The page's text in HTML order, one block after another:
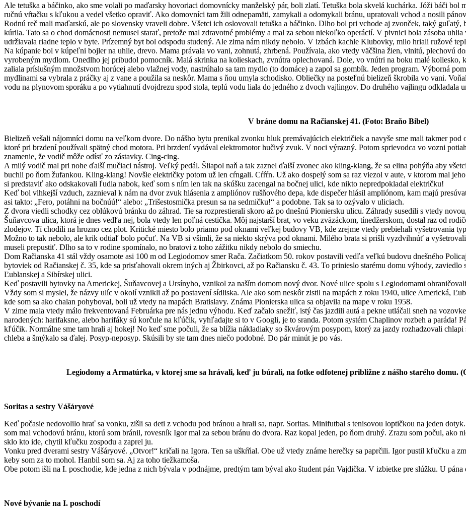
Ale tetuška a báčinko, ako sme volali po maďarsky hovoriaci domovnícky manželský pár, boli zlatí. Tetuška bola skvelá kuchárka. Jóži báči bol
ručnú vŕtačku s kľukou a vedel všetko opraviť. Ako domovníci tam žili odnepamäti, zamykali a odomykali bránu, upratovali vchod a nosili
Rodnú reč mali maďarskú, ale po slovensky vraveli dobre. Všetci ich oslovovali tetuška a báčinko. Dlho bol pri vchode aj zvonček, taký
kúrila. Tato sa o chod domácnosti nemusel starať, pretože mal zdravotné problémy a mal za sebou niekoľko operácií. V pivnici bola zásoba
udržiavala riadne teplo v byte. Prízemný byt bol odspodu studený. Ale zima nám nikdy nebolo. V izbách kachle Klubovky, milo hriali ružové
Na kúpanie bol v kúpeľni bojler na uhlie, drevo. Mama právala vo vani, zohnutá, zhrbená. Používala, ako vtedy väčšina žien, vlnitú, plechovú
vyrobeným mydlom. Onedlho jej pribudol pomocník. Malá skrinka na kolieskach, zvnútra oplechovaná. Dole, vo vnútri na boku malé koliesko,
zaliala príslušným množstvom horúcej alebo vlažnej vody, nastrúhalo sa tam mydlo (to domáce) a zapol sa gombík. Jeden program. Výborná
mydlinami sa vybrala z práčky aj z vane a použila sa neskôr. Mama s ňou umyla schodisko. Obliečky na posteľnú bielizeň škrobila vo vani.
vodu na plynovom sporáku a po vytiahnutí dvojdrezu spod stola, teplú vodu liala do jedného z dvoch vajlingov. Do druhého vajlingu odkladala
V bráne domu na Račianskej 41. (Foto: Braňo Bibel)
Bielizeň vešali nájomníci domu na veľkom dvore. Do nášho bytu prenikal zvonku hluk premávajúcich električiek a navyše sme mali takmer
ktoré pri brzdení používali spätný chod motora. Pri brzdení vydával elektromotor hučivý zvuk. V noci výrazný. Potom sprievodca vo vozni
znamenie, že vodič môže odísť zo zástavky. Cing-cing.
A milý vodič mal pri nohe ďalší mučiaci nástroj. Veľký pedál. Šliapol naň a tak zaznel ďalší zvonec ako kling-klang, že sa elina pohýňa aby
buchli po ňom žufankou. Kling-klang! Novšie električky potom už len cŕngali. Cŕŕŕn. Už ako dospelý som sa raz viezol v aute, v ktorom mal
si predstaviť ako odskakovali ľudia nabok, keď som s ním len tak na skúšku zacengal na bočnej ulici, kde nikto nepredpokladal električku!
Keď bol vlhkejší vzduch, zaznieval k nám na dvor zvuk hlásenia z ampliónov rušňového depa, kde dispečer hlásil ampliónom, kam majú
asi takto: „Fero, potáhni na bočnúú!“ alebo: „Trišestosmička presun sa na sedmičku!“ a podobne. Tak sa to ozývalo v uliciach.
Z dvora viedli schodky cez oblúkovú bránku do záhrad. Tie sa rozprestierali skoro až po dnešnú Pioniersku ulicu. Záhrady susedili s vtedy
Šuňavcova ulica, ktorá je dnes vedľa nej, bola vtedy len poľná cestička. Môj najstarší brat, vo veku zväzáckom, tínedžerskom, dostal raz od
zlodejov. Tí chodili na hrozno cez plot. Kritické miesto bolo priamo pod oknami veľkej budovy VB, kde zrejme vtedy prebiehali vyšetrovania
Možno to tak nebolo, ale krik odtiaľ bolo počuť. Na VB si všimli, že sa niekto skrýva pod oknami. Milého brata si prišli vyzdvihnúť a
museli prepustiť. Dlho sa to v rodine spomínalo, no bratovi z toho zážitku nikdy nebolo do smiechu.
Dom Račianska 41 stál vždy osamote asi 100 m od Legiodomov smer Rača. Začiatkom 50. rokov postavili vedľa veľkú budovu dnešného
bytoviek od Račianskej č. 35, kde sa prisťahovali okrem iných aj Žbirkovci, až po Račiansku č. 43. To prinieslo starému domu výhody,
Ľublanskej a Sibírskej ulici.
Keď postavili bytovky na Americkej, Šuňavcovej a Ursínyho, vznikol za naším domom nový dvor. Nové ulice spolu s Legiodomami
Vždy som si myslel, že názvy ulíc v okolí vznikli až po postavení sídliska. Ale ako som neskôr zistil na mapách z roku 1940, ulice Americká,
kde som sa ako chalan pohyboval, boli už vtedy na mapách Bratislavy. Známa Pionierska ulica sa objavila na mape v roku 1958.
V zime mala vtedy málo frekventovaná Februárka pre nás jednu výhodu. Keď začalo snežiť, istý čas jazdili autá a pekne utláčali sneh na
narodených: harifaksne, alebo harifáky sú korčule na kľúčik, vyhľadajte si to v Googli, je to sranda. Potom systém Chaplinov rozbeh a paráda!
kľúčik. Normálne sme tam hrali aj hokej! No keď sme počuli, že sa blížia nákladiaky so škvárovým posypom, ktorý za jazdy rozhadzovali
chleba a šmýkalo sa ďalej. Posyp-neposyp. Skúsili by ste tam dnes niečo podobné. Do pár minút je po vás.
Legiodomy a Armatúrka, v ktorej sme sa hrávali, keď ju búrali, na fotke odfotenej približne z nášho starého domu.
Soritas a sestry Vášáryové
Keď počasie nedovolilo hrať sa vonku, zišli sa deti z vchodu pod bránou a hrali sa, napr. Soritas. Minifutbal s tenisovou loptičkou na jeden
som mal vchodovú bránu, ktorú som bránil, rovesník Igor mal za sebou bránu do dvora. Raz kopal jeden, po ňom druhý. Zrazu som počul,
sklo kto ide, chytil kľučku zospodu a zaprel ju.
Vonku pred dverami sestry Vášáryové. „Otvor!“ kričali na Igora. Ten sa uškŕňal. Obe už vtedy známe herečky sa paprčili. Igor pustil kľučku a
keby som za to mohol. Hanbil som sa. Aj za toho tiežkamoša.
Obe potom išli na I. poschodie, kde jedna z nich bývala v podnájme, predtým tam býval ako študent pán Vajdička. V izbietke pre slúžku. U pána
Nové bývanie na I. poschodí